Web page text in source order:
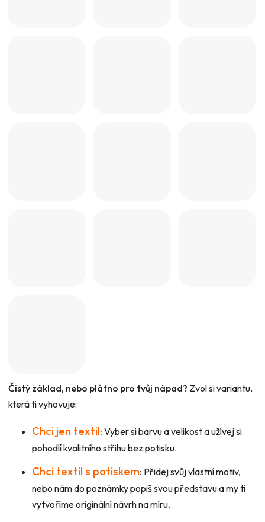
Čistý základ, nebo plátno pro tvůj nápad? Zvol si variantu,
která ti vyhovuje:
Chci jen textil: Vyber si barvu a velikost a užívej si
pohodlí kvalitního střihu bez potisku.
Chci textil s potiskem: Přidej svůj vlastní motiv,
nebo nám do poznámky popiš svou představu a my ti
vytvoříme originální návrh na míru.